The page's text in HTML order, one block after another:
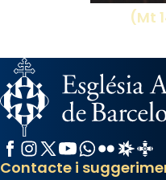
(Mt
Facebook
Instagram
X / Twitter
YouTube
WhatsApp
FlickrRadio
Contacte i